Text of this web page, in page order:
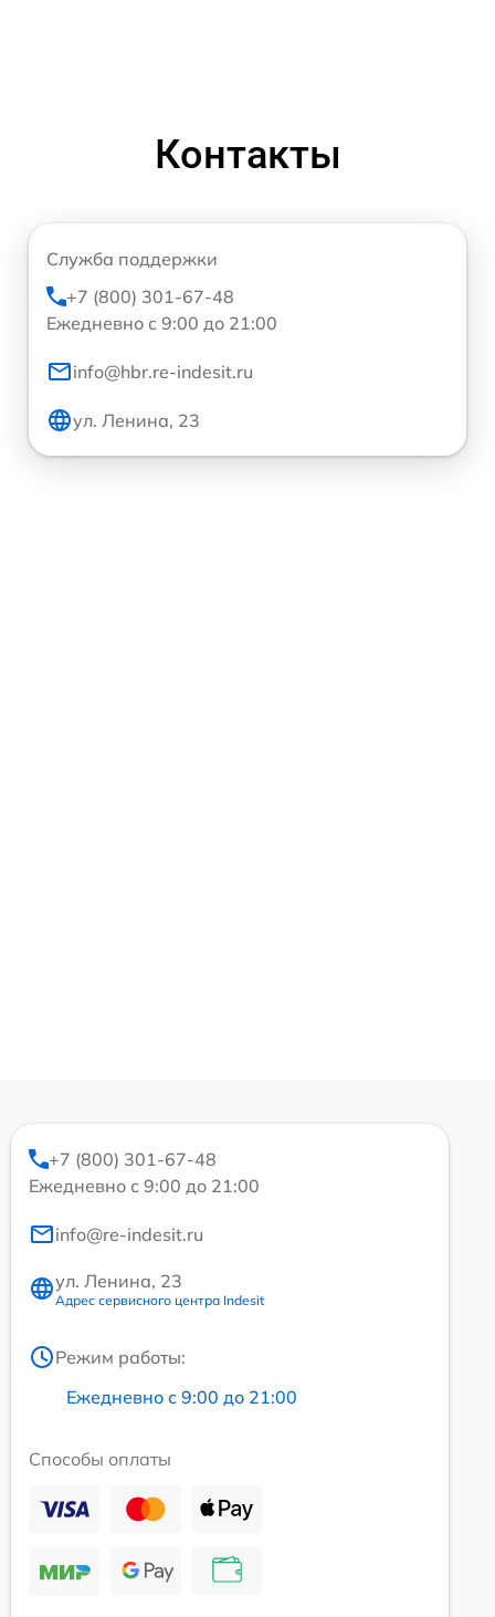
Контакты
Служба поддержки
+7 (800) 301-67-48
Ежедневно с 9:00 до 21:00
info@hbr.re-indesit.ru
ул. Ленина, 23
+7 (800) 301-67-48
Ежедневно с 9:00 до 21:00
info@re-indesit.ru
ул. Ленина, 23
Адрес сервисного центра Indesit
Режим работы:
Ежедневно с 9:00 до 21:00
Способы оплаты